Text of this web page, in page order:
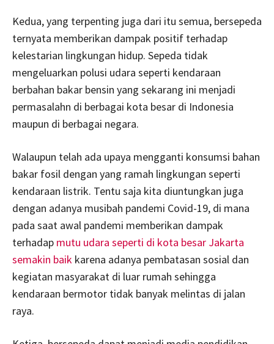
Kedua, yang terpenting juga dari itu semua, bersepeda
ternyata memberikan dampak positif terhadap
kelestarian lingkungan hidup. Sepeda tidak
mengeluarkan polusi udara seperti kendaraan
berbahan bakar bensin yang sekarang ini menjadi
permasalahn di berbagai kota besar di Indonesia
maupun di berbagai negara.
Walaupun telah ada upaya mengganti konsumsi bahan
bakar fosil dengan yang ramah lingkungan seperti
kendaraan listrik. Tentu saja kita diuntungkan juga
dengan adanya musibah pandemi Covid-19, di mana
pada saat awal pandemi memberikan dampak
terhadap mutu udara seperti di kota besar Jakarta
semakin baik karena adanya pembatasan sosial dan
kegiatan masyarakat di luar rumah sehingga
kendaraan bermotor tidak banyak melintas di jalan
raya.